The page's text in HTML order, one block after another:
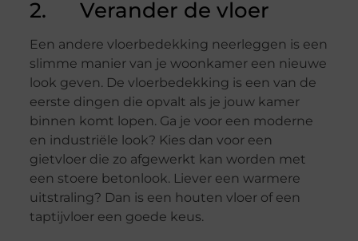
2. Verander de vloer
Een andere vloerbedekking neerleggen is een
slimme manier van je woonkamer een nieuwe
look geven. De vloerbedekking is een van de
eerste dingen die opvalt als je jouw kamer
binnen komt lopen. Ga je voor een moderne
en industriële look? Kies dan voor een
gietvloer die zo afgewerkt kan worden met
een stoere betonlook. Liever een warmere
uitstraling? Dan is een houten vloer of een
taptijvloer een goede keus.